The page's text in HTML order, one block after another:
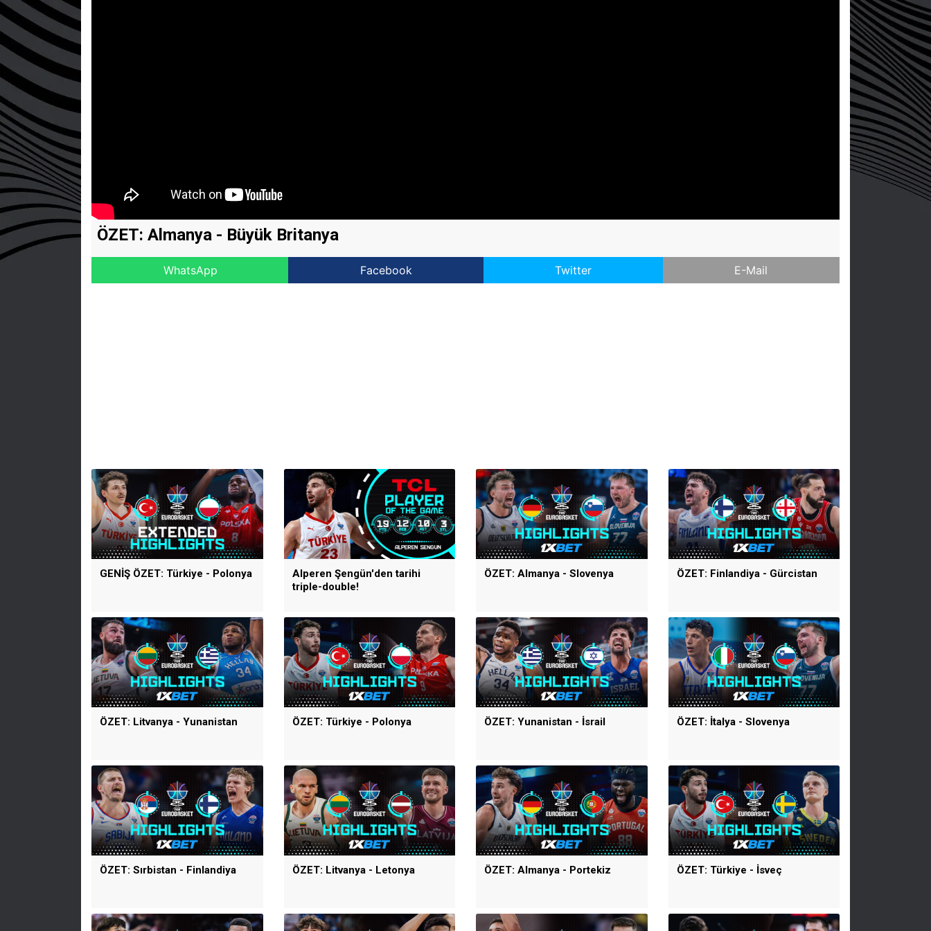
ÖZET: Almanya - Büyük Britanya
WhatsApp Facebook Twitter E-Mail
GENİŞ ÖZET: Türkiye - Polonya
Alperen Şengün'den tarihi
triple-double!
ÖZET: Almanya - Slovenya ÖZET: Finlandiya - Gürcistan
ÖZET: Litvanya - Yunanistan ÖZET: Türkiye - Polonya ÖZET: Yunanistan - İsrail ÖZET: İtalya - Slovenya
ÖZET: Sırbistan - Finlandiya ÖZET: Litvanya - Letonya ÖZET: Almanya - Portekiz ÖZET: Türkiye - İsveç